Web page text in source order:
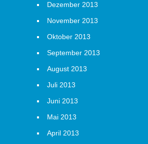
Dezember 2013
November 2013
Oktober 2013
September 2013
August 2013
Juli 2013
Juni 2013
Mai 2013
April 2013